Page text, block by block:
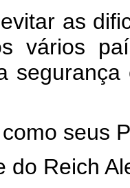
as
vários
seus
Reich